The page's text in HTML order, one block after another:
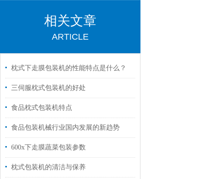
相关文章
ARTICLE
枕式下走膜包装机的性能特点是什么？
三伺服枕式包装机的好处
食品枕式包装机特点
食品包装机械行业国内发展的新趋势
600x下走膜蔬菜包装参数
枕式包装机的清洁与保养